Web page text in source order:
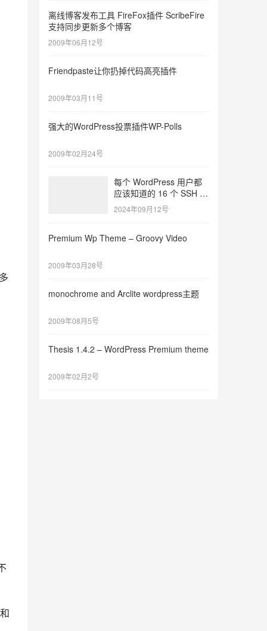
离线博客发布工具 FireFox插件 ScribeFire
支持同步更新多个博客
2009年06月12号
Friendpaste让你扔掉代码高亮插件
2009年03月11号
强大的WordPress投票插件WP-Polls
2009年02月24号
每个 WordPress 用户都
应该知道的 16 个 SSH 命
令
2024年09月12号
Premium Wp Theme – Groovy Video
2009年03月28号
monochrome and Arclite wordpress主题
2009年08月5号
Thesis 1.4.2 – WordPress Premium theme
2009年02月2号